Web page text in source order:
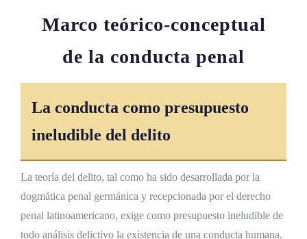
Penal
Modalidades de la actio libera in causa
coincidencia
de alcohol y drogas
Análisis jurisprudencial en Costa Rica
Marco teórico-conceptual
de la conducta penal
La conducta como presupuesto
ineludible del delito
La teoría del delito, tal como ha sido desarrollada por la
dogmática penal germánica y recepcionada por el derecho
penal latinoamericano, exige como presupuesto ineludible de
todo análisis delictivo la existencia de una conducta humana.